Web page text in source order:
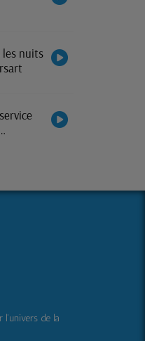
nuits
l'univers de la